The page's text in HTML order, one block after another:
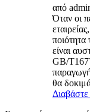
από
Όταν οι
είναι
GB/
θα